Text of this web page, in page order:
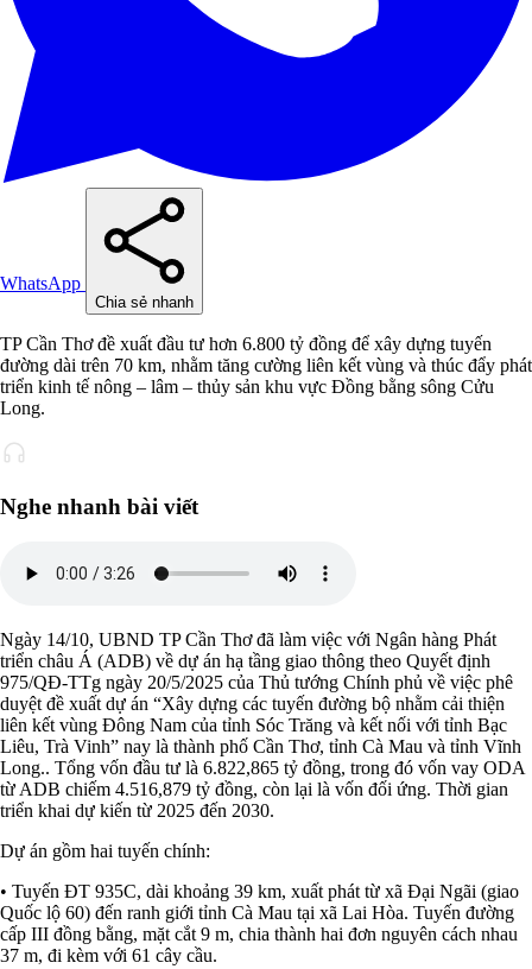
WhatsApp
Chia sẻ nhanh
TP Cần Thơ đề xuất đầu tư hơn 6.800 tỷ đồng để xây dựng tuyến
đường dài trên 70 km, nhằm tăng cường liên kết vùng và thúc đẩy phát
triển kinh tế nông – lâm – thủy sản khu vực Đồng bằng sông Cửu
Long.
Nghe nhanh bài viết
Ngày 14/10, UBND TP Cần Thơ đã làm việc với Ngân hàng Phát
triển châu Á (ADB) về dự án hạ tầng giao thông theo Quyết định
975/QĐ-TTg ngày 20/5/2025 của Thủ tướng Chính phủ về việc phê
duyệt đề xuất dự án “Xây dựng các tuyến đường bộ nhằm cải thiện
liên kết vùng Đông Nam của tỉnh Sóc Trăng và kết nối với tỉnh Bạc
Liêu, Trà Vinh” nay là thành phố Cần Thơ, tỉnh Cà Mau và tỉnh Vĩnh
Long.. Tổng vốn đầu tư là 6.822,865 tỷ đồng, trong đó vốn vay ODA
từ ADB chiếm 4.516,879 tỷ đồng, còn lại là vốn đối ứng. Thời gian
triển khai dự kiến từ 2025 đến 2030.
Dự án gồm hai tuyến chính:
• Tuyến ĐT 935C, dài khoảng 39 km, xuất phát từ xã Đại Ngãi (giao
Quốc lộ 60) đến ranh giới tỉnh Cà Mau tại xã Lai Hòa. Tuyến đường
cấp III đồng bằng, mặt cắt 9 m, chia thành hai đơn nguyên cách nhau
37 m, đi kèm với 61 cây cầu.